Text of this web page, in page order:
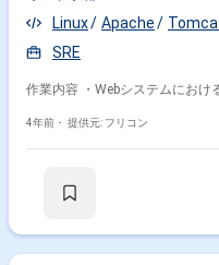
Linux
Apache
SRE
作業内容 ・Webシステムにお
4年前・ 提供元: フリコン